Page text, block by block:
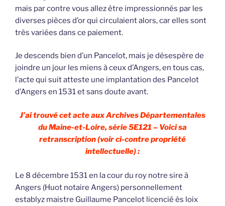
mais par contre vous allez être impressionnés par les
diverses pièces d’or qui circulaient alors, car elles sont
très variées dans ce paiement.
Je descends bien d’un Pancelot, mais je désespère de
joindre un jour les miens à ceux d’Angers, en tous cas,
l’acte qui suit atteste une implantation des Pancelot
d’Angers en 1531 et sans doute avant.
J’ai trouvé cet acte aux Archives Départementales
du Maine-et-Loire, série 5E121 – Voici sa
retranscription (voir ci-contre propriété
intellectuelle) :
Le 8 décembre 1531 en la cour du roy notre sire à
Angers (Huot notaire Angers) personnellement
establyz maistre Guillaume Pancelot licencié ès loix